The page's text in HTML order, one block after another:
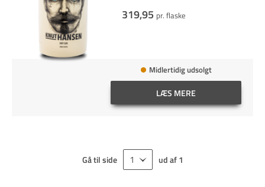
319,95 pr. flaske
Midlertidig udsolgt
LÆS MERE
Gå til side ud af 1